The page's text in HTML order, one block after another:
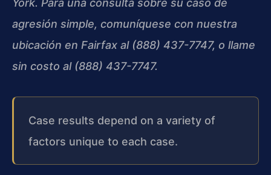
York. Para una consulta sobre su caso de
agresión simple, comuníquese con nuestra
ubicación en Fairfax al (888) 437-7747, o llame
sin costo al (888) 437-7747.
Case results depend on a variety of
factors unique to each case.